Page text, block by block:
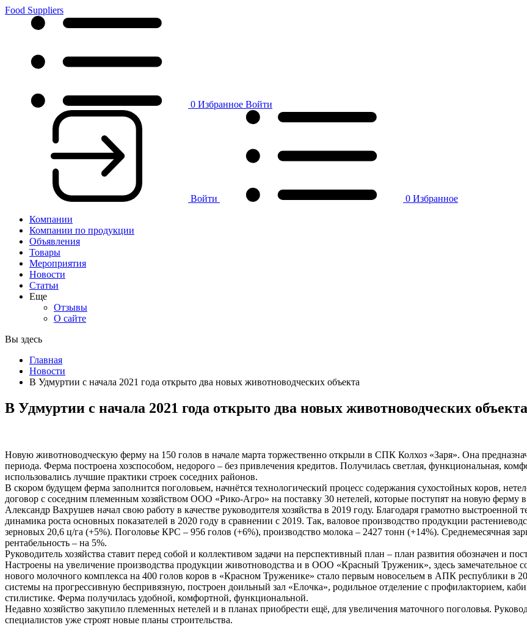
Food Suppliers
0 Избранное Войти
Войти 0 Избранное
Компании
Компании по продукции
Объявления
Товары
Мероприятия
Новости
Статьи
Еще
Отзывы
О сайте
Вы здесь
Главная
Новости
В Удмуртии с начала 2021 года открыто два новых животноводческих объекта
В Удмуртии с начала 2021 года открыто два новых животноводческих объекта
Новую животноводческую ферму на 150 голов в начале марта торжественно открыли в СПК Колхоз «Заря». Она
периода. Ферма построена хозспособом, недорого – без привлечения кредитов. Получилась светлая, функциональная,
использовались лучшие практики строек соседних районов.
В скором будущем ферма заполнится поголовьем, начнётся технологический процесс содержания сухостойных коров,
договор с соседним племенным хозяйством ООО «Рико-Агро» на поставку 30 нетелей, которые поступят на новую ферму в
Александр Вахрушев начал свою работу в качестве руководителя хозяйства в 2019 году. Благодаря грамотно
динамика роста основных показателей в 2020 году в сравнении с 2019. Так, валовое производство продукции
зерновых 20,6 ц/га (+5%). Поголовье КРС – 956 голов (+6%), производство молока – 2427 тонн (+14%). Среднемесячная
рентабельность – на 5%.
Руководитель хозяйства ставит перед собой и коллективом задачи на перспективный план – план развития обозначен и
Настроены на увеличение производства продукции животноводства и в ООО «Красный Труженик», здесь замечательное
нового молочного комплекса на 400 голов коров в «Красном Труженике» стало первым новосельем в АПК республики в
системы на прогрессивную беспривязную, построен доильный зал «Елочка», родильное отделение с профилакторием,
стилистике. Ферма получилась удобной, комфортной, функциональной.
Недавно хозяйство закупило племенных нетелей и в планах приобрести ещё, для увеличения маточного поголовья.
специалистов уже строят новые планы строительства.